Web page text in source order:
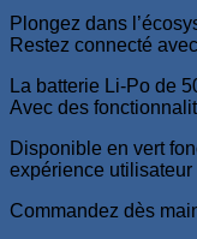
Plongez dans
Restez connecté
La batterie Li-Po de
Avec des
Disponible en vert
expérience utilisateur
Commandez dès